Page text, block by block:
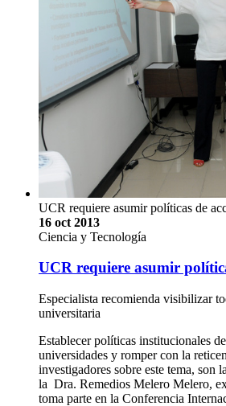
UCR requiere asumir políticas de
16 oct 2013
Ciencia y Tecnología
UCR requiere asumir
Especialista recomienda visibilizar
universitaria
Establecer políticas institucionales
universidades y romper con la
investigadores sobre este tema, son
la Dra. Remedios Melero Melero,
toma parte en la Conferencia